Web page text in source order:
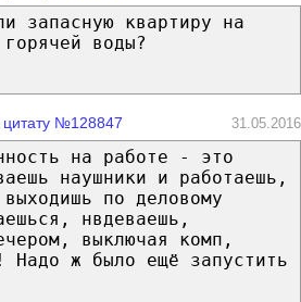
запасную квартиру на
воды?
цитату №128847 31.05.2016
на работе - это
наушники и работаешь,
по деловому
нвдеваешь,
выключая комп,
Надо ж было ещё запустить